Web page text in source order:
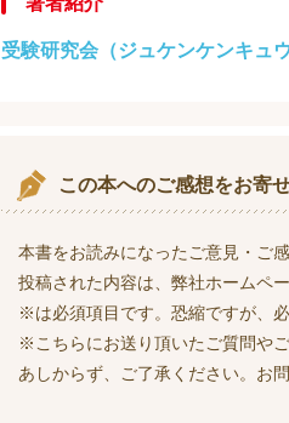
受験研究会（ジュケンケンキュウ
この本へのご感想をお寄
本書をお読みになったご意見・ご
投稿された内容は、弊社ホームペ
※は必須項目です。恐縮ですが、
※こちらにお送り頂いたご質問や
あしからず、ご了承ください。お問